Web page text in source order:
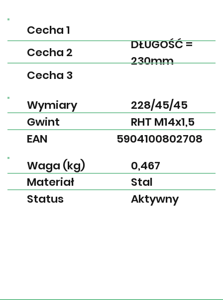
EAN
Gwint
Wymiary
5904100802708
RHT M14x1,5
228/45/45
Waga (kg)
Materiał
Status
0,467
Stal
Aktywny
Cecha 1
Cecha 2
Cecha 3
DŁUGOŚĆ =
230mm